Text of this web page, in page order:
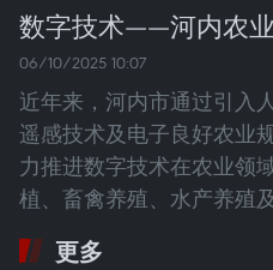
数字技术——河内农
06/10/2025 10:07
近年来，河内市通过引入
遥感技术及电子良好农业
力推进数字技术在农业领
植、畜禽养殖、水产养殖
更多